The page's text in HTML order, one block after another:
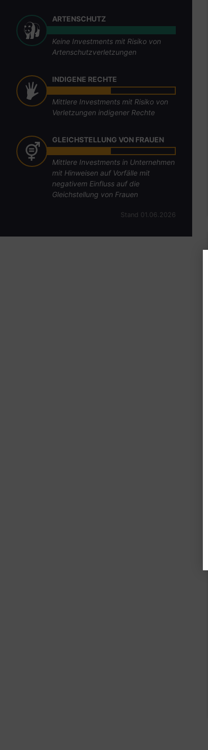
ARTENSCHUTZ
Keine Investments mit Risiko von
Artenschutzverletzungen
INDIGENE RECHTE
Mittlere Investments mit Risiko von
Verletzungen indigener Rechte
GLEICHSTELLUNG VON FRAUEN
Mittlere Investments in Unternehmen
mit Hinweisen auf Vorfälle mit
negativem Einfluss auf die
Gleichstellung von Frauen
Stand 01.06.2026